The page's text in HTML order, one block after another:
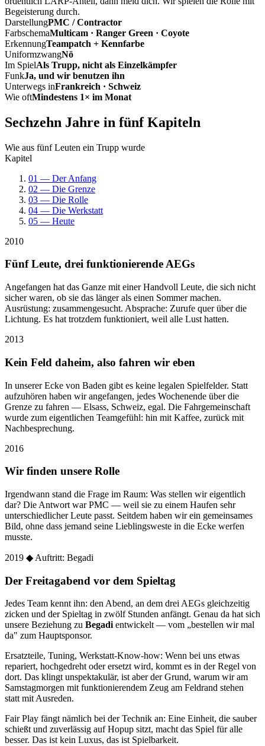
Begeisterung durch.
DarstellungPMC / Contractor
FarbschemaMulticam · Ranger Green · Coyote
ErkennungTeampatch + Kennfarbe
UniformzwangNö
Im SpielAls Trupp, nicht als Einzelkämpfer
FunkJa, und wir benutzen ihn
Unterwegs inFrankreich · Schweiz
Wie oftMindestens 1× im Monat
Sechzehn Jahre in fünf Kapiteln
Wie aus fünf Leuten ein Trupp wurde
Kapitel
01 — Der Anfang
02 — Die Grenze
03 — Die Rolle
04 — Die Werkstatt
05 — Heute
2010
Fünf Leute, drei funktionierende AEGs
Angefangen hat das Ganze mit einer Handvoll Leute, die sich nicht
sicher waren, ob sie das länger als einen Sommer machen.
Ausrüstung: zusammengesucht. Absprache: Zurufe quer über die
Lichtung. Es hat trotzdem funktioniert, weil alle Lust hatten.
2013
Kein Feld daheim, also fahren wir eben
In unserer Ecke von Baden gibt es keine legalen Spielfelder. Statt
aufzuhören haben wir angefangen, jedes Wochenende über die
Grenze zu fahren — Elsass, Schweiz, egal. Die Fahrgemeinschaft
wurde zum eigentlichen Teamgefühl: hin mit Kaffee, zurück mit
Nachbesprechung.
2016
Wir finden unsere Rolle
Irgendwann stand die Frage im Raum: Was stellen wir eigentlich
dar? Die Antwort war PMC — weil sie zu einem Haufen sehr
unterschiedlicher Leute passt. Seitdem haben wir ein gemeinsames
Bild, ohne dass jemand seine Lieblingsweste in die Ecke werfen
musste.
2019 ◆ Auftritt: Begadi
Der Freitagabend vor dem Spieltag
Jedes Team kennt ihn: den Abend, an dem drei AEGs gleichzeitig
zicken und der Spieltag in zwölf Stunden anfängt. Genau da hat sich
unsere Beziehung zu Begadientwickelt — vom „bestellen wir mal
da" zum Hauptsponsor.
Ersatzteile, Tuning, Werkstatt-Know-how: Wenn bei uns etwas
repariert, hochgedreht oder ersetzt wird, kommt es in der Regel von
dort. Das klingt unspektakulär, ist aber der Grund, warum wir am
Samstagmorgen mit funktionierendem Zeug am Feldrand stehen
statt mit Ausreden.
Fair Play fängt nämlich bei der Technik an: Eine Einheit, die sauber
schießt und zuverlässig auf Hopup sitzt, macht das Spiel für alle
besser. Das ist kein Luxus, das ist Spielbarkeit.